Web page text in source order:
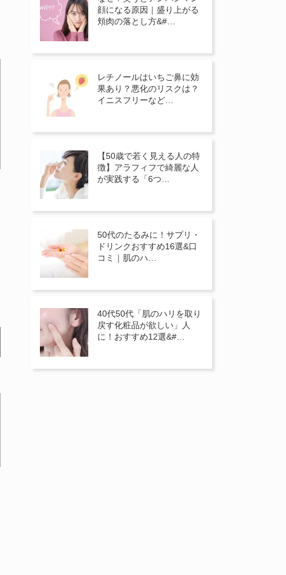
顔になる原因｜盛り上がる
頬肉の落とし方&#…
レチノールはいちご鼻に効
果あり？悪化のリスクは？
イニスフリーなど…
【50歳で若く見える人の特
徴】アラフィフで綺麗な人
が実践する「6つ…
50代のたるみに！サプリ・
ドリンクおすすめ16選&口
コミ｜肌のハ…
40代50代「肌のハリを取り
戻す化粧品が欲しい」人
に！おすすめ12選&#…